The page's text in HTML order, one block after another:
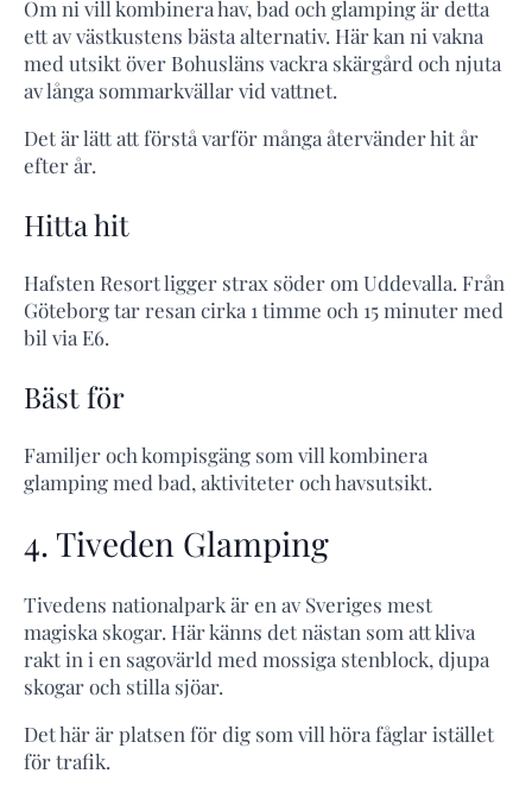
Om ni vill kombinera hav, bad och glamping är detta
ett av västkustens bästa alternativ. Här kan ni vakna
med utsikt över Bohusläns vackra skärgård och njuta
av långa sommarkvällar vid vattnet.
Det är lätt att förstå varför många återvänder hit år
efter år.
Hitta hit
Hafsten Resort ligger strax söder om Uddevalla. Från
Göteborg tar resan cirka 1 timme och 15 minuter med
bil via E6.
Bäst för
Familjer och kompisgäng som vill kombinera
glamping med bad, aktiviteter och havsutsikt.
4. Tiveden Glamping
Tivedens nationalpark är en av Sveriges mest
magiska skogar. Här känns det nästan som att kliva
rakt in i en sagovärld med mossiga stenblock, djupa
skogar och stilla sjöar.
Det här är platsen för dig som vill höra fåglar istället
för trafik.